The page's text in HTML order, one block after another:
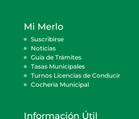
Mi Merlo
Suscribirse
Noticias
Guía de Trámites
Tasas Municipales
Turnos Licencias de Conducir
Cocheria Municipal
Información Útil